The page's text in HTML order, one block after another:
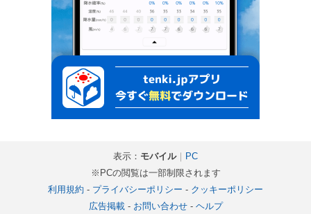
表示： モバイル｜ PC
※PCの閲覧は一部制限されます
利用規約 - プライバシーポリシー - クッキーポリシー
広告掲載- お問い合わせ- ヘルプ